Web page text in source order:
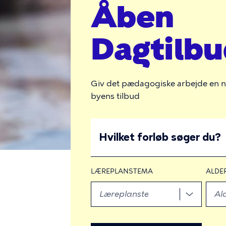
i
d
e
Åben
Giv det pædagogiske arbejde en
byens tilbud
skal
EFTER
LÆREPLANSTEMA